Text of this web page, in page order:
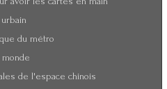
du métro
de l'espace chinois